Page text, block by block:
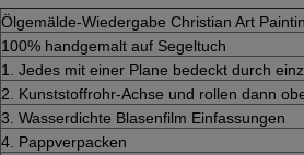
Ölgemälde-Wiedergabe Christian Art
100% handgemalt auf Segeltuch
1. Jedes mit einer Plane bedeckt durch
2. Kunststoffrohr-Achse und rollen dann
3. Wasserdichte Blasenfilm Einfassungen
4. Pappverpacken